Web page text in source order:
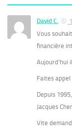
David C.
Vous
financière
Aujourd’hui
Faites appel
Depuis
Jacques
Vite